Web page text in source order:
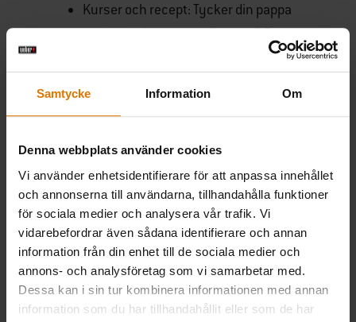
Samtycke Information Om
Denna webbplats använder cookies
Vi använder enhetsidentifierare för att anpassa innehållet
och annonserna till användarna, tillhandahålla funktioner
för sociala medier och analysera vår trafik. Vi
vidarebefordrar även sådana identifierare och annan
information från din enhet till de sociala medier och
annons- och analysföretag som vi samarbetar med.
Dessa kan i sin tur kombinera informationen med annan
information som du har tillhandahållit eller som de har
Kurser och recept: Tycker din pappa
att han redan är en grillexpert? Det
finns alltid nya saker att lära sig!
av hans nyvunna
matlagningskunskaper.
Presentkort: Slut på idéer? Vill du
undvika att köpa något som din pappa
redan har? Satsa då på ettpresentkort
från Weberoch låt din pappa välja ut